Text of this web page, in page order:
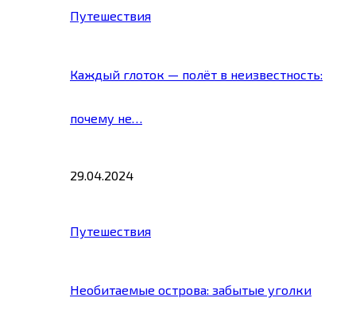
Путешествия
Каждый глоток — полёт в неизвестность:
почему не…
29.04.2024
Путешествия
Необитаемые острова: забытые уголки